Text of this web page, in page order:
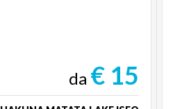
da € 15